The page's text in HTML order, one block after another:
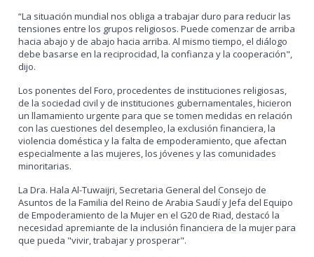
“La situación mundial nos obliga a trabajar duro para reducir las
tensiones entre los grupos religiosos. Puede comenzar de arriba
hacia abajo y de abajo hacia arriba. Al mismo tiempo, el diálogo
debe basarse en la reciprocidad, la confianza y la cooperación",
dijo.
Los ponentes del Foro, procedentes de instituciones religiosas,
de la sociedad civil y de instituciones gubernamentales, hicieron
un llamamiento urgente para que se tomen medidas en relación
con las cuestiones del desempleo, la exclusión financiera, la
violencia doméstica y la falta de empoderamiento, que afectan
especialmente a las mujeres, los jóvenes y las comunidades
minoritarias.
La Dra. Hala Al-Tuwaijri, Secretaria General del Consejo de
Asuntos de la Familia del Reino de Arabia Saudí y Jefa del Equipo
de Empoderamiento de la Mujer en el G20 de Riad, destacó la
necesidad apremiante de la inclusión financiera de la mujer para
que pueda "vivir, trabajar y prosperar".